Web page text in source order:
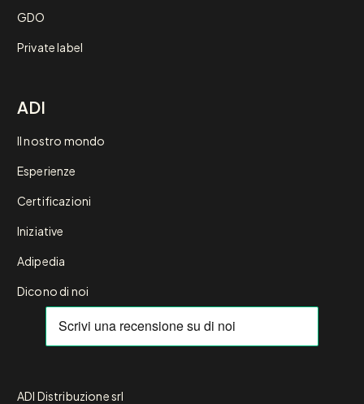
GDO
Private label
ADI
Il nostro mondo
Esperienze
Certificazioni
Iniziative
Adipedia
Dicono di noi
ADI Distribuzione srl